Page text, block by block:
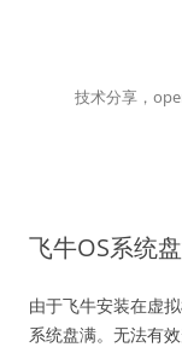
技术分享，
飞牛OS系统
由于飞牛安装在虚
系统盘满。无法有